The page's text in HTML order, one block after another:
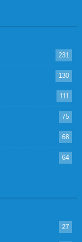
231
130
111
75
68
64
27